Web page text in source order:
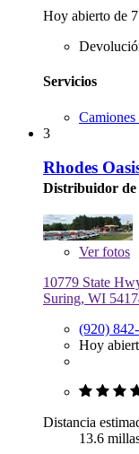
Hoy abierto de
Servicios
Camiones
3
Rhodes
Distribuidor de
Verfotos
10779 State
Suring, WI
(920)
Hoy
Distancia
13.6